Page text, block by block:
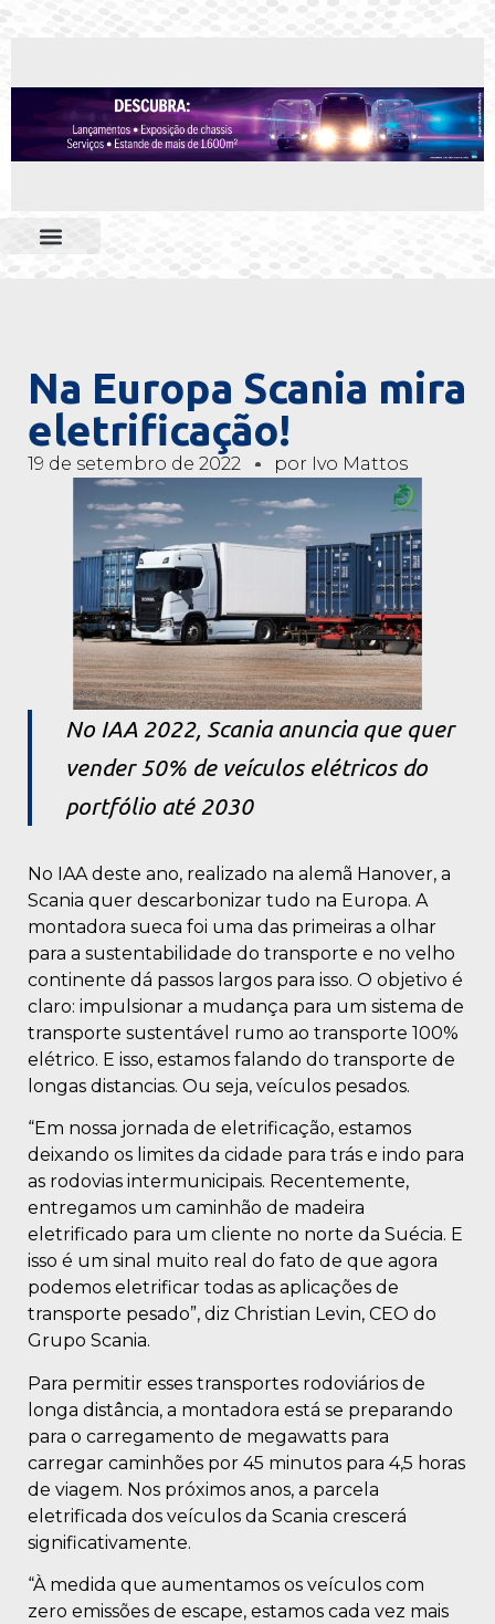
Na Europa Scania mira
eletrificação!
19 de setembro de 2022 por Ivo Mattos
No IAA 2022, Scania anuncia que quer
vender 50% de veículos elétricos do
portfólio até 2030
No IAA deste ano, realizado na alemã Hanover, a
Scania quer descarbonizar tudo na Europa. A
montadora sueca foi uma das primeiras a olhar
para a sustentabilidade do transporte e no velho
continente dá passos largos para isso. O objetivo é
claro: impulsionar a mudança para um sistema de
transporte sustentável rumo ao transporte 100%
elétrico. E isso, estamos falando do transporte de
longas distancias. Ou seja, veículos pesados.
“Em nossa jornada de eletrificação, estamos
deixando os limites da cidade para trás e indo para
as rodovias intermunicipais. Recentemente,
entregamos um caminhão de madeira
eletrificado para um cliente no norte da Suécia. E
isso é um sinal muito real do fato de que agora
podemos eletrificar todas as aplicações de
transporte pesado”, diz Christian Levin, CEO do
Grupo Scania.
Para permitir esses transportes rodoviários de
longa distância, a montadora está se preparando
para o carregamento de megawatts para
carregar caminhões por 45 minutos para 4,5 horas
de viagem. Nos próximos anos, a parcela
eletrificada dos veículos da Scania crescerá
significativamente.
“À medida que aumentamos os veículos com
zero emissões de escape, estamos cada vez mais